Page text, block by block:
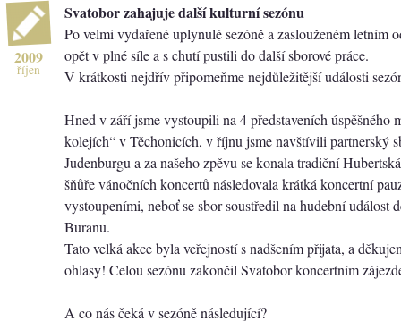
2009
říjen
Svatobor zahajuje další kulturní sezónu
Po velmi vydařené uplynulé sezóně a zaslouženém letním
opět v plné síle a s chutí pustili do další sborové práce.
V krátkosti nejdřív připomeňme nejdůležitější události
Hned v září jsme vystoupili na 4 představeních úspěšného
kolejích“ v Těchonicích, v říjnu jsme navštívili partnerský
Judenburgu a za našeho zpěvu se konala tradiční
šňůře vánočních koncertů následovala krátká koncertní
vystoupeními, neboť se sbor soustředil na hudební událost
Buranu.
Tato velká akce byla veřejností s nadšením přijata, a
ohlasy! Celou sezónu zakončil Svatobor koncertním
A co nás čeká v sezóně následující?